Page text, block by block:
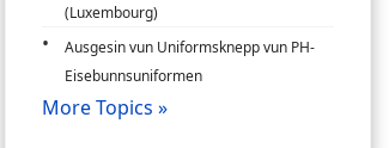
(Luxembourg)
Ausgesin vun Uniformsknepp vun PH-
Eisebunnsuniformen
More Topics »